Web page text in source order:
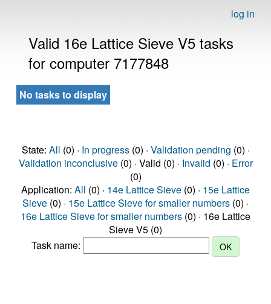
log in
Valid 16e Lattice Sieve V5 tasks
for computer 7177848
No tasks to display
State: All (0) · In progress(0) · Validation pending (0) ·
Validation inconclusive(0) · Valid (0) · Invalid (0) · Error
(0)
Application: All (0) · 14e Lattice Sieve (0) · 15e Lattice
Sieve (0) · 15e Lattice Sieve for smaller numbers (0) ·
16e Lattice Sieve for smaller numbers (0) · 16e Lattice
Sieve V5 (0)
Task name: